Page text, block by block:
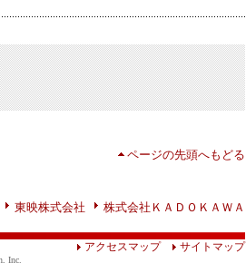
ページの先頭へもどる
東映株式会社 株式会社ＫＡＤＯＫＡＷＡ
アクセスマップ サイトマップ
Inc.